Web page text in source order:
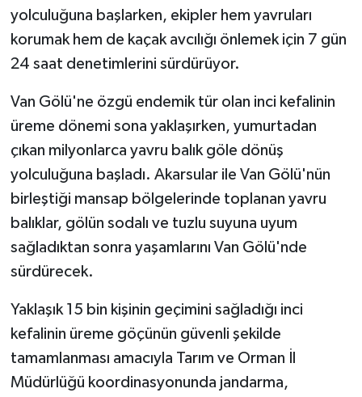
yolculuğuna başlarken, ekipler hem yavruları
korumak hem de kaçak avcılığı önlemek için 7 gün
24 saat denetimlerini sürdürüyor.
Van Gölü'ne özgü endemik tür olan inci kefalinin
üreme dönemi sona yaklaşırken, yumurtadan
çıkan milyonlarca yavru balık göle dönüş
yolculuğuna başladı. Akarsular ile Van Gölü'nün
birleştiği mansap bölgelerinde toplanan yavru
balıklar, gölün sodalı ve tuzlu suyuna uyum
sağladıktan sonra yaşamlarını Van Gölü'nde
sürdürecek.
Yaklaşık 15 bin kişinin geçimini sağladığı inci
kefalinin üreme göçünün güvenli şekilde
tamamlanması amacıyla Tarım ve Orman İl
Müdürlüğü koordinasyonunda jandarma,